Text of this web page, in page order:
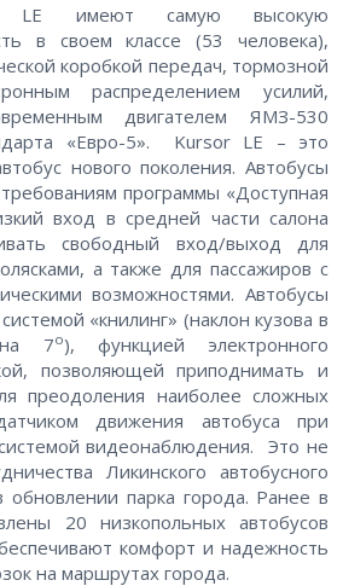
LE имеют самую высокую
в своем классе (53 человека),
коробкой передач, тормозной
распределением усилий,
двигателем ЯМЗ-530
«Евро-5». Kursor LE – это
нового поколения. Автобусы
программы «Доступная
вход в средней части салона
свободный вход/выход для
а также для пассажиров с
возможностями. Автобусы
«книлинг» (наклон кузова в
на 7о), функцией электронного
позволяющей приподнимать и
преодоления наиболее сложных
движения автобуса при
видеонаблюдения. Это не
Ликинского автобусного
обновлении парка города. Ранее в
20 низкопольных автобусов
комфорт и надежность
на маршрутах города.